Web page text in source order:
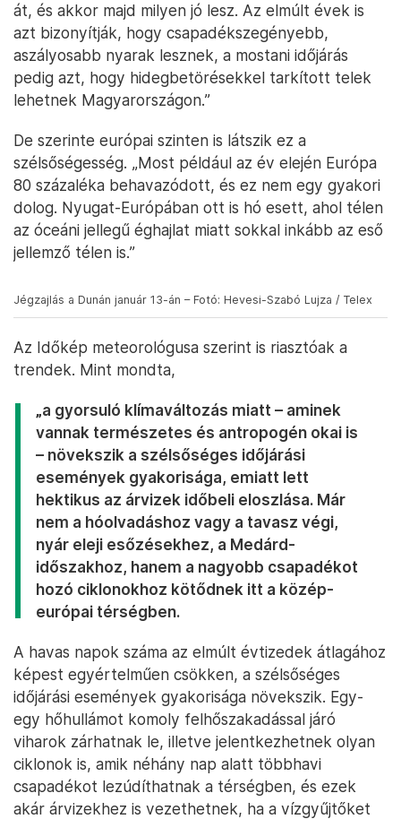
át, és akkor majd milyen jó lesz. Az elmúlt évek is
azt bizonyítják, hogy csapadékszegényebb,
aszályosabb nyarak lesznek, a mostani időjárás
pedig azt, hogy hidegbetörésekkel tarkított telek
lehetnek Magyarországon.”
De szerinte európai szinten is látszik ez a
szélsőségesség. „Most például az év elején Európa
80 százaléka behavazódott, és ez nem egy gyakori
dolog. Nyugat-Európában ott is hó esett, ahol télen
az óceáni jellegű éghajlat miatt sokkal inkább az eső
jellemző télen is.”
Jégzajlás a Dunán január 13-án – Fotó: Hevesi-Szabó Lujza / Telex
Az Időkép meteorológusa szerint is riasztóak a
trendek. Mint mondta,
„a gyorsuló klímaváltozás miatt – aminek
vannak természetes és antropogén okai is
– növekszik a szélsőséges időjárási
események gyakorisága, emiatt lett
hektikus az árvizek időbeli eloszlása. Már
nem a hóolvadáshoz vagy a tavasz végi,
nyár eleji esőzésekhez, a Medárd-
időszakhoz, hanem a nagyobb csapadékot
hozó ciklonokhoz kötődnek itt a közép-
európai térségben.
A havas napok száma az elmúlt évtizedek átlagához
képest egyértelműen csökken, a szélsőséges
időjárási események gyakorisága növekszik. Egy-
egy hőhullámot komoly felhőszakadással járó
viharok zárhatnak le, illetve jelentkezhetnek olyan
ciklonok is, amik néhány nap alatt többhavi
csapadékot lezúdíthatnak a térségben, és ezek
akár árvizekhez is vezethetnek, ha a vízgyűjtőket